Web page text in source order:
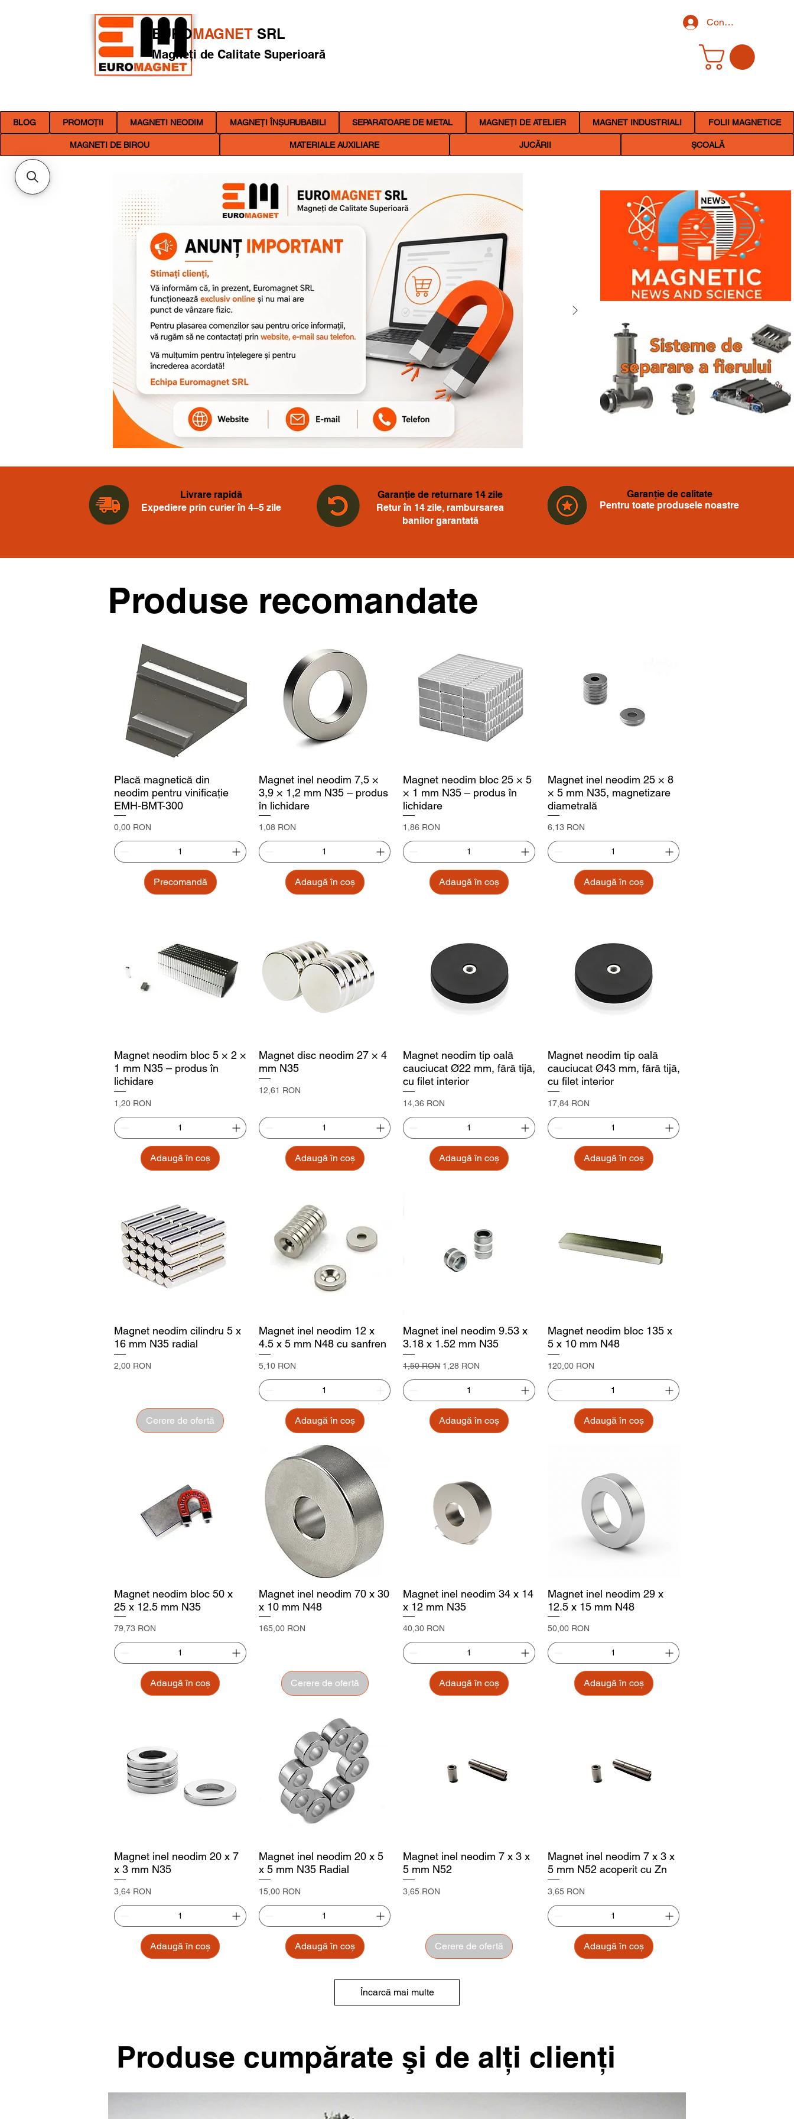
Conectează-te
EUROMAGNET SRL
Magneți de Calitate Superioară
BLOG PROMOȚII MAGNETI NEODIM MAGNEȚI ÎNȘURUBABILI SEPARATOARE DE METAL MAGNEȚI DE ATELIER MAGNET INDUSTRIALI FOLII MAGNETICE
MAGNETI DE BIROU MATERIALE AUXILIARE JUCĂRII ȘCOALĂ
Livrare rapidă
Expediere prin curier în 4–5 zile
Garanție de returnare 14 zile
Retur în 14 zile, rambursarea
banilor garantată
Garanție de calitate
Pentru toate produsele noastre
Produse recomandate
Placă magnetică din
neodim pentru vinificație
EMH-BMT-300
Preț
0,00 RON
Precomandă
Magnet inel neodim 7,5 ×
3,9 × 1,2 mm N35 – produs
în lichidare
Preț
1,08 RON
Adaugă în coș
Magnet neodim bloc 25 × 5
× 1 mm N35 – produs în
lichidare
Preț
1,86 RON
Adaugă în coș
Magnet inel neodim 25 × 8
× 5 mm N35, magnetizare
diametrală
Preț
6,13 RON
Adaugă în coș
Magnet neodim bloc 5 × 2 ×
1 mm N35 – produs în
lichidare
Preț
1,20 RON
Adaugă în coș
Magnet disc neodim 27 × 4
mm N35
Preț
12,61 RON
Adaugă în coș
Magnet neodim tip oală
cauciucat Ø22 mm, fără tijă,
cu filet interior
Preț
14,36 RON
Adaugă în coș
Magnet neodim tip oală
cauciucat Ø43 mm, fără tijă,
cu filet interior
Preț
17,84 RON
Adaugă în coș
Magnet neodim cilindru 5 x
16 mm N35 radial
Preț
2,00 RON
Cerere de ofertă
Magnet inel neodim 12 x
4.5 x 5 mm N48 cu sanfren
Preț
5,10 RON
Adaugă în coș
Magnet inel neodim 9.53 x
3.18 x 1.52 mm N35
Preț normal
1,50 RON Preț redus
1,28 RON
Adaugă în coș
Magnet neodim bloc 135 x
5 x 10 mm N48
Preț
120,00 RON
Adaugă în coș
Magnet neodim bloc 50 x
25 x 12.5 mm N35
Preț
79,73 RON
Adaugă în coș
Magnet inel neodim 70 x 30
x 10 mm N48
Preț
165,00 RON
Cerere de ofertă
Magnet inel neodim 34 x 14
x 12 mm N35
Preț
40,30 RON
Adaugă în coș
Magnet inel neodim 29 x
12.5 x 15 mm N48
Preț
50,00 RON
Adaugă în coș
Magnet inel neodim 20 x 7
x 3 mm N35
Preț
3,64 RON
Adaugă în coș
Magnet inel neodim 20 x 5
x 5 mm N35 Radial
Preț
15,00 RON
Adaugă în coș
Magnet inel neodim 7 x 3 x
5 mm N52
Preț
3,65 RON
Cerere de ofertă
Magnet inel neodim 7 x 3 x
5 mm N52 acoperit cu Zn
Preț
3,65 RON
Adaugă în coș
Încarcă mai multe
Produse cumpărate şi de alţi clienţi